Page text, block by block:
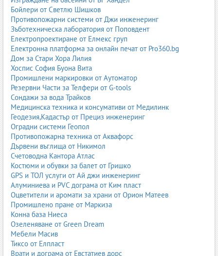
нулеви емисии;
висока динамика.
6.2. Недостатъци
по-висока цена;
ограничен пробег при някои модели;
неравномерна зарядна инфраструктура;
по-дълго време за зареждане.
6.3. Популярни електромобилни марки
Tesla;
Volkswagen ID серия;
Hyundai Ioniq / Kona EV;
Kia EV6 / Niro EV;
BMW i серия;
Mercedes EQ серия;
Renault Zoe / Megane E-Tech;
Peugeot e-208 / e-2008.
7. Корпоративни автопаркове
Много фирми използват корпоративни автопаркове за
служебни автомобили, доставки и логистика.
7.1. Услуги за корпоративни клиенти
оперативен лизинг;
Бойлери от Светлю Шишков
Противопожарни системи от Джи инженеринг
Зъботехническа лаборатория от Поповдент
Електропроектиране от Елмекс груп
Електронна платформа за онлайн печат от Pro360.bg
Дом за Стари Хора Лилия
Хоспис София Буона Вита
Промишлени маркировки от Аутоматор
Резервни Части за Телфери от G-tools
Сондажи за вода Трайков
Медицинска техника и консумативи от Медилинк
Геодезия,Кадастър от Прециз инженеринг
Оградни системи Геопол
Противопожарна техника от Аквафорс
Дървени въглища от Никимол
Счетоводна Кантора Атлас
Костюми и обувки за балет от Гришко
GPS и ТОЛ услуги от Ай джи инженеринг
Алуминиева и PVC дограма от Ким пласт
Оцветители и аромати за храни от Орион Матеев
Промишлено пране от Маркиза
Конна база Ниеса
Озеленяване от Green Dream
Мебели Масив
Тиксо от Елпласт
Врати и дограма от Евстатиев дорс